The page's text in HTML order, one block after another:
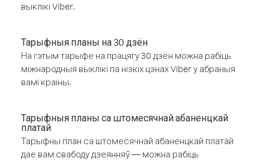
выклікі Viber.
Тарыфныя планы на 30 дзён
На гэтым тарыфе на працягу 30 дзён можна рабіць
міжнародныя выклікі па нізкіх цэнах Viber у абраныя
вамі краіны.
Тарыфныя планы са штомесячнай абаненцкай
платай
Тарыфны план са штомесячнай абаненцкай платай
дае вам свабоду дзеянняў — можна рабіць